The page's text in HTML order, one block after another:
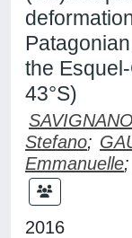
the
43°S)
Stefano;
Emmanuelle;
2016